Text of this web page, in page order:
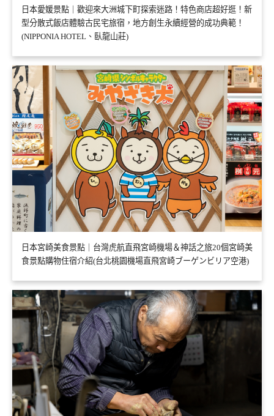
日本愛媛景點｜歡迎來大洲城下町探索迷路！特色商店超好逛！新
型分散式飯店體驗古民宅旅宿，地方創生永續經營的成功典範！
(NIPPONIA HOTEL、臥龍山莊)
日本宮崎美食景點｜台灣虎航直飛宮崎機場＆神話之旅20個宮崎美
食景點購物住宿介紹(台北桃園機場直飛宮崎ブーゲンビリア空港)